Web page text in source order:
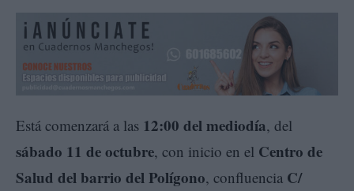
Está comenzará a las 12:00 del mediodía, del
sábado 11 de octubre, con inicio en el Centro de
Salud del barrio del Polígono, confluencia C/